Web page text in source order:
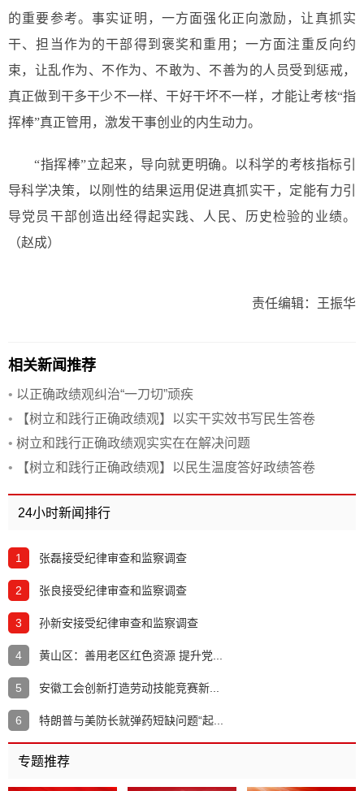
的重要参考。事实证明，一方面强化正向激励，让真抓实
干、担当作为的干部得到褒奖和重用；一方面注重反向约
束，让乱作为、不作为、不敢为、不善为的人员受到惩戒，
真正做到干多干少不一样、干好干坏不一样，才能让考核“指
挥棒”真正管用，激发干事创业的内生动力。
“指挥棒”立起来，导向就更明确。以科学的考核指标引
导科学决策，以刚性的结果运用促进真抓实干，定能有力引
导党员干部创造出经得起实践、人民、历史检验的业绩。
（赵成）
责任编辑：王振华
相关新闻推荐
• 以正确政绩观纠治“一刀切”顽疾
•
【树立和践行正确政绩观】以实干实效书写民生答卷
• 树立和践行正确政绩观实实在在解决问题
•
【树立和践行正确政绩观】以民生温度答好政绩答卷
24小时新闻排行
1 张磊接受纪律审查和监察调查
2 张良接受纪律审查和监察调查
3 孙新安接受纪律审查和监察调查
4 黄山区：善用老区红色资源 提升党...
5 安徽工会创新打造劳动技能竞赛新...
6 特朗普与美防长就弹药短缺问题“起...
专题推荐